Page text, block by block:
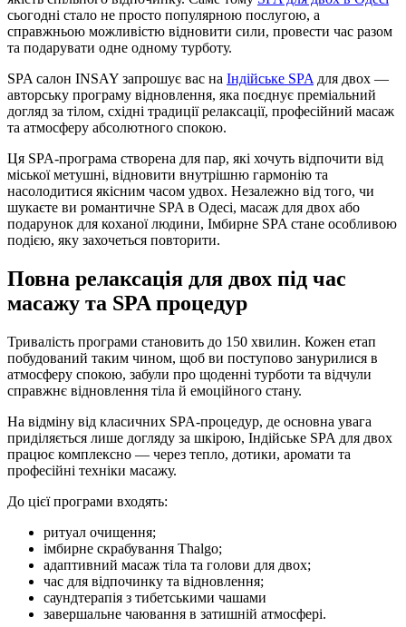
сьогодні стало не просто популярною послугою, а
справжньою можливістю відновити сили, провести час разом
та подарувати одне одному турботу.
SPA салон INSAY запрошує вас на Індійське SPA для двох —
авторську програму відновлення, яка поєднує преміальний
догляд за тілом, східні традиції релаксації, професійний масаж
та атмосферу абсолютного спокою.
Ця SPA-програма створена для пар, які хочуть відпочити від
міської метушні, відновити внутрішню гармонію та
насолодитися якісним часом удвох. Незалежно від того, чи
шукаєте ви романтичне SPA в Одесі, масаж для двох або
подарунок для коханої людини, Імбирне SPA стане особливою
подією, яку захочеться повторити.
Повна релаксація для двох під час
масажу та SPA процедур
Тривалість програми становить до 150 хвилин. Кожен етап
побудований таким чином, щоб ви поступово занурилися в
атмосферу спокою, забули про щоденні турботи та відчули
справжнє відновлення тіла й емоційного стану.
На відміну від класичних SPA-процедур, де основна увага
приділяється лише догляду за шкірою, Індійське SPA для двох
працює комплексно — через тепло, дотики, аромати та
професійні техніки масажу.
До цієї програми входять:
ритуал очищення;
імбирне скрабування Thalgo;
адаптивний масаж тіла та голови для двох;
час для відпочинку та відновлення;
саундтерапія з тибетськими чашами
завершальне чаювання в затишній атмосфері.